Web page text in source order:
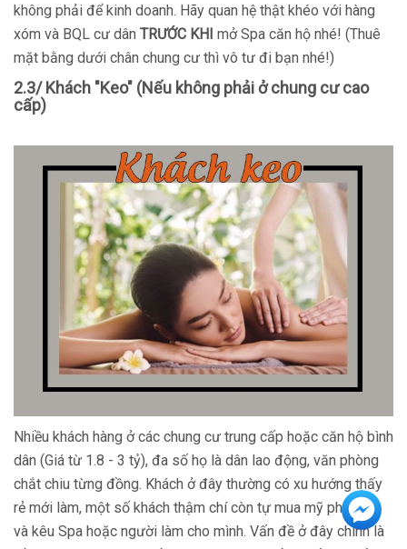
không phải để kinh doanh. Hãy quan hệ thật khéo với hàng
xóm và BQL cư dân TRƯỚC KHI mở Spa căn hộ nhé! (Thuê
mặt bằng dưới chân chung cư thì vô tư đi bạn nhé!)
2.3/ Khách "Keo" (Nếu không phải ở chung cư cao
cấp)
Nhiều khách hàng ở các chung cư trung cấp hoặc căn hộ bình
dân (Giá từ 1.8 - 3 tỷ), đa số họ là dân lao động, văn phòng
chắt chiu từng đồng. Khách ở đây thường có xu hướng thấy
rẻ mới làm, một số khách thậm chí còn tự mua mỹ phẩm về
và kêu Spa hoặc người làm cho mình. Vấn đề ở đây chính là